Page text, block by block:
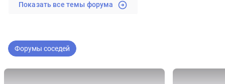
Показать все темы форума
Форумы соседей